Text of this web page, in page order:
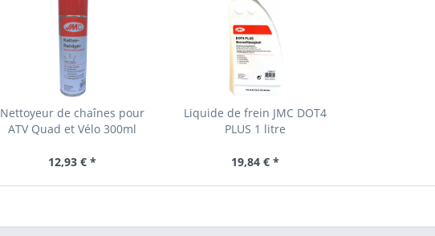
Nettoyeur de chaînes pour
ATV Quad et Vélo 300ml
12,93 € *
Liquide de frein JMC DOT4
PLUS 1 litre
19,84 € *